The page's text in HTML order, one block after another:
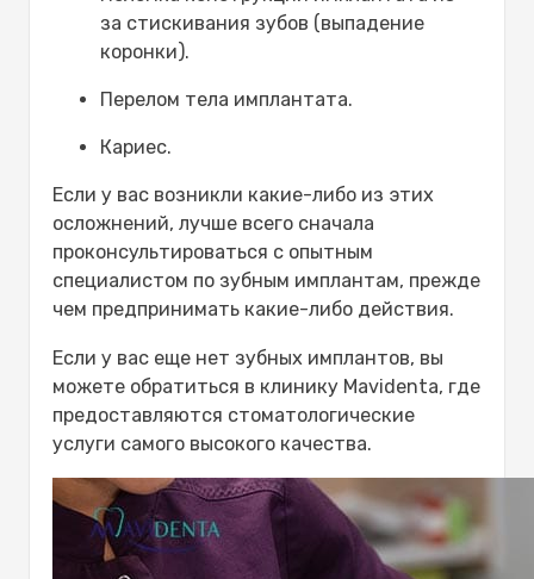
за стискивания зубов (выпадение
коронки).
Перелом тела имплантата.
Кариес.
Если у вас возникли какие-либо из этих
осложнений, лучше всего сначала
проконсультироваться с опытным
специалистом по зубным имплантам, прежде
чем предпринимать какие-либо действия.
Если у вас еще нет зубных имплантов, вы
можете обратиться в клинику Mavidenta, где
предоставляются стоматологические
услуги самого высокого качества.